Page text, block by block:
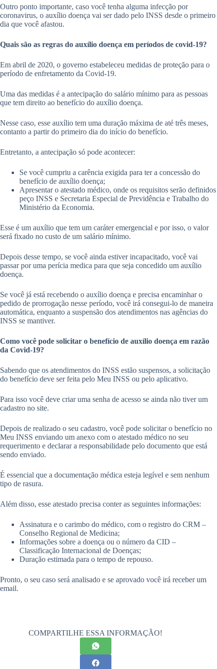
Outro ponto importante, caso você tenha alguma infecção por
coronavirus, o auxílio doença vai ser dado pelo INSS desde o primeiro
dia que você afastou.
Quais são as regras do auxílio doença em períodos de covid-19?
Em abril de 2020, o governo estabeleceu medidas de proteção para o
período de enfretamento da Covid-19.
Uma das medidas é a antecipação do salário mínimo para as pessoas
que tem direito ao benefício do auxílio doença.
Nesse caso, esse auxílio tem uma duração máxima de até três meses,
contanto a partir do primeiro dia do início do benefício.
Entretanto, a antecipação só pode acontecer:
Se você cumpriu a carência exigida para ter a concessão do
benefício de auxílio doença;
Apresentar o atestado médico, onde os requisitos serão definidos
peço INSS e Secretaria Especial de Previdência e Trabalho do
Ministério da Economia.
Esse é um auxílio que tem um caráter emergencial e por isso, o valor
será fixado no custo de um salário mínimo.
Depois desse tempo, se você ainda estiver incapacitado, você vai
passar por uma perícia medica para que seja concedido um auxílio
doença.
Se você já está recebendo o auxílio doença e precisa encaminhar o
pedido de prorrogação nesse período, você irá consegui-lo de maneira
automática, enquanto a suspensão dos atendimentos nas agências do
INSS se mantiver.
Como você pode solicitar o benefício de auxílio doença em razão
da Covid-19?
Sabendo que os atendimentos do INSS estão suspensos, a solicitação
do benefício deve ser feita pelo Meu INSS ou pelo aplicativo.
Para isso você deve criar uma senha de acesso se ainda não tiver um
cadastro no site.
Depois de realizado o seu cadastro, você pode solicitar o benefício no
Meu INSS enviando um anexo com o atestado médico no seu
requerimento e declarar a responsabilidade pelo documento que está
sendo enviado.
É essencial que a documentação médica esteja legível e sem nenhum
tipo de rasura.
Além disso, esse atestado precisa conter as seguintes informações:
Assinatura e o carimbo do médico, com o registro do CRM –
Conselho Regional de Medicina;
Informações sobre a doença ou o número da CID –
Classificação Internacional de Doenças;
Duração estimada para o tempo de repouso.
Pronto, o seu caso será analisado e se aprovado você irá receber um
email.
COMPARTILHE ESSA INFORMAÇÃO!